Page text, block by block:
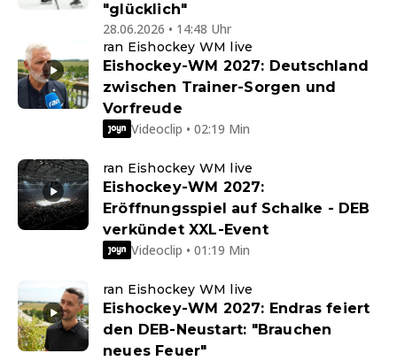
"glücklich"
28.06.2026 • 14:48 Uhr
ran Eishockey WM live
Eishockey-WM 2027: Deutschland
zwischen Trainer-Sorgen und
Vorfreude
Videoclip • 02:19 Min
ran Eishockey WM live
Eishockey-WM 2027:
Eröffnungsspiel auf Schalke - DEB
verkündet XXL-Event
Videoclip • 01:19 Min
ran Eishockey WM live
Eishockey-WM 2027: Endras feiert
den DEB-Neustart: "Brauchen
neues Feuer"